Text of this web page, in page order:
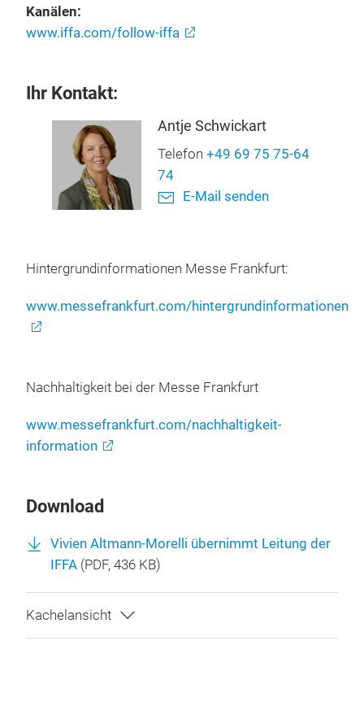
Kanälen:
www.iffa.com/follow-iffa
Ihr Kontakt:
Antje Schwickart
Telefon +49 69 75 75-64
74
E-Mail senden
Hintergrundinformationen Messe Frankfurt:
www.messefrankfurt.com/hintergrundinformationen
Nachhaltigkeit bei der Messe Frankfurt
www.messefrankfurt.com/nachhaltigkeit-
information
Download
Vivien Altmann-Morelli übernimmt Leitung der
IFFA (PDF, 436 KB)